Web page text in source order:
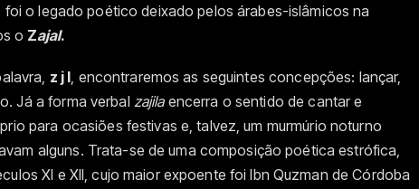
o legado poético deixado pelos árabes-islâmicos na
o Zajal.
z j l, encontraremos as seguintes concepções: lançar,
Já a forma verbal zajilaencerra o sentido de cantar e
para ocasiões festivas e, talvez, um murmúrio noturno
alguns. Trata-se de uma composição poética estrófica,
XI e XII, cujo maior expoente foi Ibn Quzman de Córdoba